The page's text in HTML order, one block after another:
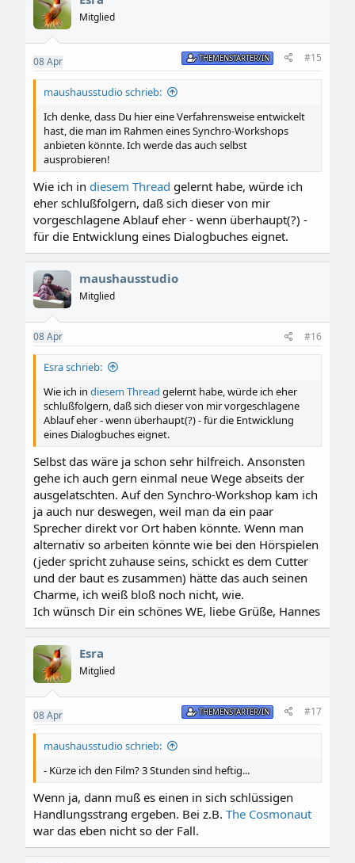
Mitglied
08 Apr THEMENSTARTER/IN #15
maushausstudio schrieb:
Ich denke, dass Du hier eine Verfahrensweise entwickelt
hast, die man im Rahmen eines Synchro-Workshops
anbieten könnte. Ich werde das auch selbst
ausprobieren!
Wie ich indiesem Thread gelernt habe, würde ich
eher schlußfolgern, daß sich dieser von mir
vorgeschlagene Ablauf eher - wenn überhaupt(?) -
für die Entwicklung eines Dialogbuches eignet.
maushausstudio
Mitglied
08 Apr #16
Esra schrieb:
Wie ich indiesem Thread gelernt habe, würde ich eher
schlußfolgern, daß sich dieser von mir vorgeschlagene
Ablauf eher - wenn überhaupt(?) - für die Entwicklung
eines Dialogbuches eignet.
Selbst das wäre ja schon sehr hilfreich. Ansonsten
gehe ich auch gern einmal neue Wege abseits der
ausgelatschten. Auf den Synchro-Workshop kam ich
ja auch nur deswegen, weil man da ein paar
Sprecher direkt vor Ort haben könnte. Wenn man
alternativ so arbeiten könnte wie bei den Hörspielen
(jeder spricht zuhause seins, schickt es dem Cutter
und der baut es zusammen) hätte das auch seinen
Charme, ich weiß bloß noch nicht, wie.
Ich wünsch Dir ein schönes WE, liebe Grüße, Hannes
Esra
Mitglied
08 Apr THEMENSTARTER/IN #17
maushausstudio schrieb:
- Kürze ich den Film? 3 Stunden sind heftig...
Wenn ja, dann muß es einen in sich schlüssigen
Handlungsstrang ergeben. Bei z.B.The Cosmonaut
war das eben nicht so der Fall.